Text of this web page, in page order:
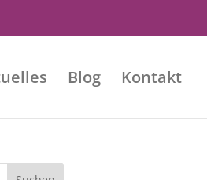
Blog Kontakt